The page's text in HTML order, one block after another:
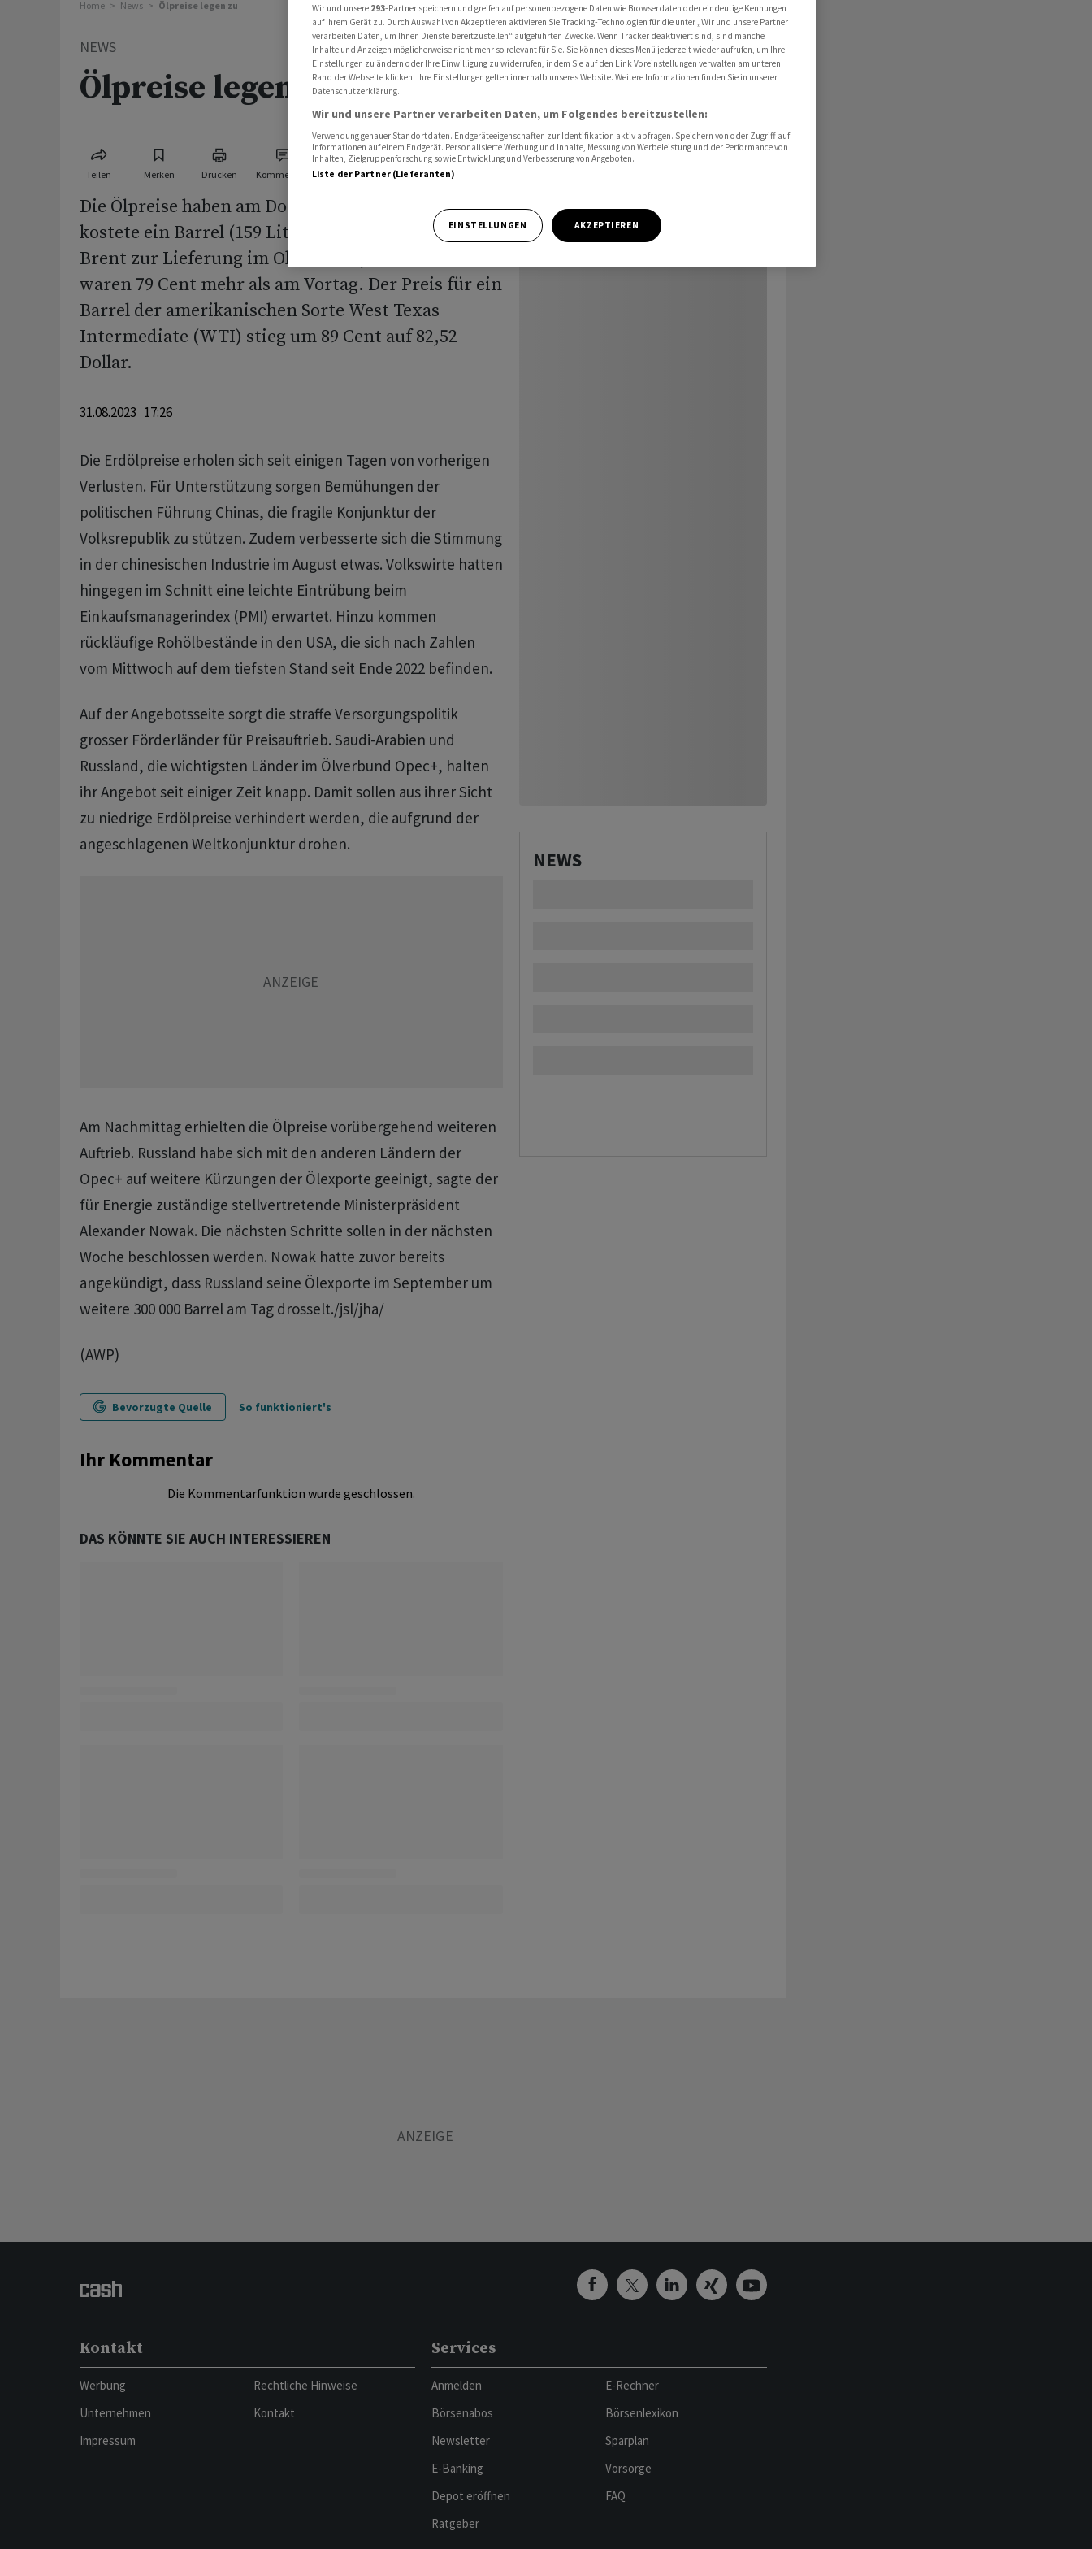
Home News Ölpreise legen zu
NEWS
Ölpreise legen zu
Teilen Merken Drucken Kommentare
Die Ölpreise haben am Donnerstag zugelegt. Zuletzt
kostete ein Barrel (159 Liter) der Nordseesorte
Brent zur Lieferung im Oktober 86,72 US-Dollar. Das
waren 79 Cent mehr als am Vortag. Der Preis für ein
Barrel der amerikanischen Sorte West Texas
Intermediate (WTI) stieg um 89 Cent auf 82,52
Dollar.
31.08.2023 17:26
Die Erdölpreise erholen sich seit einigen Tagen von vorherigen
Verlusten. Für Unterstützung sorgen Bemühungen der
politischen Führung Chinas, die fragile Konjunktur der
Volksrepublik zu stützen. Zudem verbesserte sich die Stimmung
in der chinesischen Industrie im August etwas. Volkswirte hatten
hingegen im Schnitt eine leichte Eintrübung beim
Einkaufsmanagerindex (PMI) erwartet. Hinzu kommen
rückläufige Rohölbestände in den USA, die sich nach Zahlen
vom Mittwoch auf dem tiefsten Stand seit Ende 2022 befinden.
Auf der Angebotsseite sorgt die straffe Versorgungspolitik
grosser Förderländer für Preisauftrieb. Saudi-Arabien und
Russland, die wichtigsten Länder im Ölverbund Opec+, halten
ihr Angebot seit einiger Zeit knapp. Damit sollen aus ihrer Sicht
zu niedrige Erdölpreise verhindert werden, die aufgrund der
angeschlagenen Weltkonjunktur drohen.
Am Nachmittag erhielten die Ölpreise vorübergehend weiteren
Auftrieb. Russland habe sich mit den anderen Ländern der
Opec+ auf weitere Kürzungen der Ölexporte geeinigt, sagte der
für Energie zuständige stellvertretende Ministerpräsident
Alexander Nowak. Die nächsten Schritte sollen in der nächsten
Woche beschlossen werden. Nowak hatte zuvor bereits
angekündigt, dass Russland seine Ölexporte im September um
weitere 300 000 Barrel am Tag drosselt./jsl/jha/
(AWP)
Bevorzugte Quelle So funktioniert's
Ihr Kommentar
Die Kommentarfunktion wurde geschlossen.
DAS KÖNNTE SIE AUCH INTERESSIEREN
NEWS
Kontakt
Werbung
Unternehmen
Impressum
Rechtliche Hinweise
Kontakt
Services
Anmelden
Börsenabos
Newsletter
E-Banking
Depot eröffnen
Ratgeber
E-Rechner
Börsenlexikon
Sparplan
Vorsorge
FAQ
Wir und unsere 293-Partner speichern und greifen auf personenbezogene Daten wie Browserdaten oder eindeutige Kennungen
auf Ihrem Gerät zu. Durch Auswahl von Akzeptieren aktivieren Sie Tracking-Technologien für die unter „Wir und unsere Partner
verarbeiten Daten, um Ihnen Dienste bereitzustellen“ aufgeführten Zwecke. Wenn Tracker deaktiviert sind, sind manche
Inhalte und Anzeigen möglicherweise nicht mehr so relevant für Sie. Sie können dieses Menü jederzeit wieder aufrufen, um Ihre
Einstellungen zu ändern oder Ihre Einwilligung zu widerrufen, indem Sie auf den Link Voreinstellungen verwalten am unteren
Rand der Webseite klicken. Ihre Einstellungen gelten innerhalb unseres Website. Weitere Informationen finden Sie in unserer
Datenschutzerklärung.
Wir und unsere Partner verarbeiten Daten, um Folgendes bereitzustellen:
Verwendung genauer Standortdaten. Endgeräteeigenschaften zur Identifikation aktiv abfragen. Speichern von oder Zugriff auf
Informationen auf einem Endgerät. Personalisierte Werbung und Inhalte, Messung von Werbeleistung und der Performance von
Inhalten, Zielgruppenforschung sowie Entwicklung und Verbesserung von Angeboten.
Liste der Partner (Lieferanten)
EINSTELLUNGEN AKZEPTIEREN